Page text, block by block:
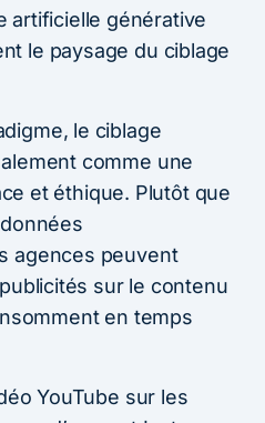
artificielle générative
le paysage du ciblage
le ciblage
comme une
et éthique. Plutôt que
agences peuvent
sur le contenu
en temps
YouTube sur les